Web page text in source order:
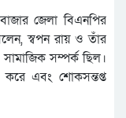
জেলা বিএনপির
স্বপন রায় ও তাঁর
জিক সম্পর্ক ছিল।
করে এবং শোকসন্তপ্ত